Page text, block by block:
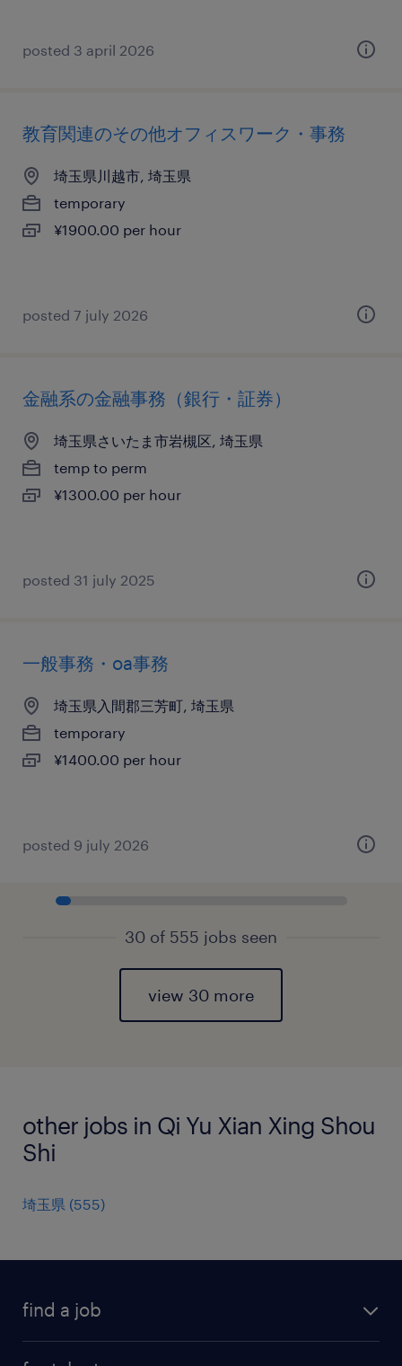
posted 3 april 2026
教育関連のその他オフィスワーク・事務
埼玉県川越市, 埼玉県
temporary
¥1900.00 per hour
posted 7 july 2026
金融系の金融事務（銀行・証券）
埼玉県さいたま市岩槻区, 埼玉県
temp to perm
¥1300.00 per hour
posted 31 july 2025
一般事務・oa事務
埼玉県入間郡三芳町, 埼玉県
temporary
¥1400.00 per hour
posted 9 july 2026
30 of 555 jobs seen
view 30 more
other jobs in Qi Yu Xian Xing Shou
Shi
埼玉県 (555)
find a job